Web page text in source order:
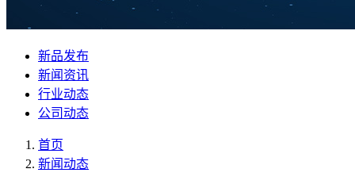
新品发布
新闻资讯
行业动态
公司动态
首页
新闻动态